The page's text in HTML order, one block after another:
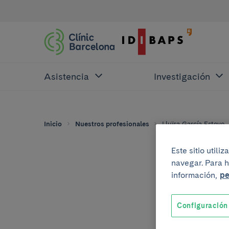
Asistencia Investigación
Inicio Nuestros profesionales Lluïsa García Esteve
Este sitio
navegar. Para
información,